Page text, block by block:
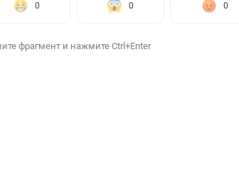
0 0 0
фрагмент и нажмите Ctrl+Enter